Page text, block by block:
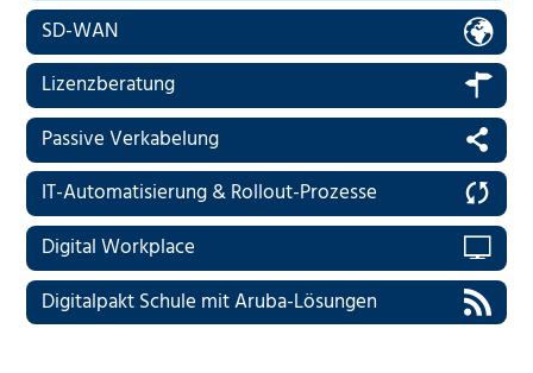
SD-WAN
Lizenzberatung
Passive Verkabelung
IT-Automatisierung & Rollout-Prozesse
Digital Workplace
Digitalpakt Schule mit Aruba-Lösungen